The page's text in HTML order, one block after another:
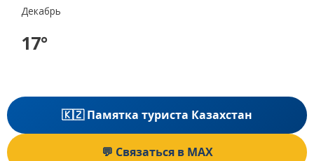
Декабрь
17°
🇰🇿 Памятка туриста Казахстан
💬 Связаться в MAX